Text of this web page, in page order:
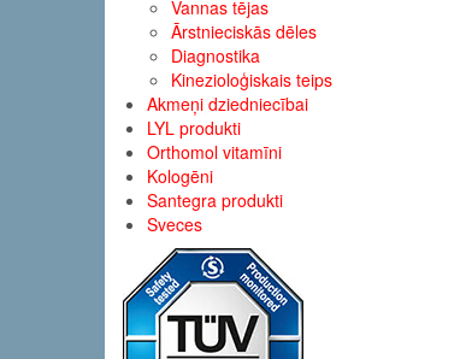
Vannas tējas
Ārstnieciskās dēles
Diagnostika
Kinezioloģiskais teips
Akmeņi dziedniecībai
LYL produkti
Orthomol vitamīni
Kologēni
Santegra produkti
Sveces